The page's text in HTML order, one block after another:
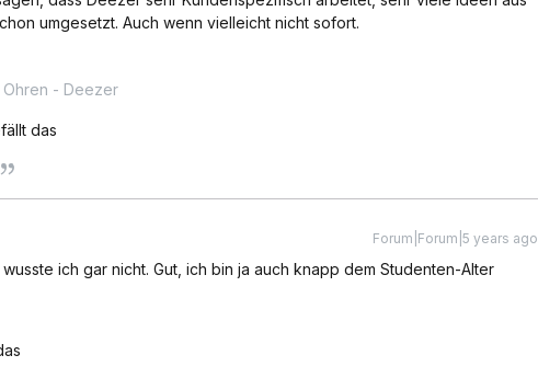
umgesetzt. Auch wenn vielleicht nicht sofort.
- Deezer
das
Forum|Forum|5 years ago
wusste ich gar nicht. Gut, ich bin ja auch knapp dem Studenten-Alter